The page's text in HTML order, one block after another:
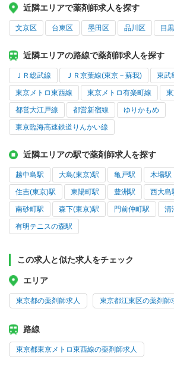
近隣エリアで薬剤師求人を探す
文京区 台東区 墨田区 品川区 目
近隣エリアの路線で薬剤師求人を探す
ＪＲ総武線 ＪＲ京葉線(東京－蘇我) 東武
東京メトロ東西線 東京メトロ有楽町線
都営大江戸線 都営新宿線 ゆりかもめ
東京臨海高速鉄道りんかい線
近隣エリアの駅で薬剤師求人を探す
越中島駅 大島(東京)駅 亀戸駅 木場駅
住吉(東京)駅 東陽町駅 豊洲駅 西大島
南砂町駅 森下(東京)駅 門前仲町駅 清
有明テニスの森駅
この求人と似た求人をチェック
エリア
東京都の薬剤師求人 東京都江東区の薬剤師
路線
東京都東京メトロ東西線の薬剤師求人